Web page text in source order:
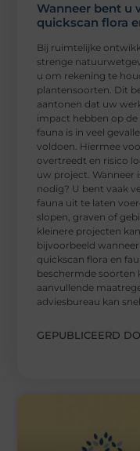
Wanneer bent u
quickscan flora
Bij ruimtelijke
strenge
u om rekening te
plantensoorten. Dit
aantonen dat uw
impact hebben op
fauna is in veel
voldoen. Hiermee
overtreedt en risico
uw project. Wanneer
nodig? U bent vaak
fauna uit te laten
slopen, graven of
kleinere projecten
bijvoorbeeld
quickscan flora en
beschermde soorten
aanvullende
adviesbureau kan
GEPUBLICEERD